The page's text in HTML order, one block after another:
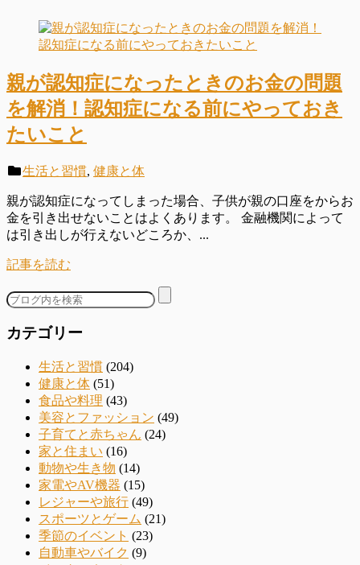
親が認知症になったときのお金の問題
を解消！認知症になる前にやっておき
たいこと
生活と習慣, 健康と体
親が認知症になってしまった場合、子供が親の口座をからお
金を引き出せないことはよくあります。 金融機関によって
は引き出しが行えないどころか、...
記事を読む
カテゴリー
生活と習慣 (204)
健康と体 (51)
食品や料理 (43)
美容とファッション (49)
子育てと赤ちゃん (24)
家と住まい (16)
動物や生き物 (14)
家電やAV機器 (15)
レジャーや旅行 (49)
スポーツとゲーム (21)
季節のイベント (23)
自動車やバイク (9)